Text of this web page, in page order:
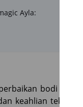
Ayla:
bodi
keahlian